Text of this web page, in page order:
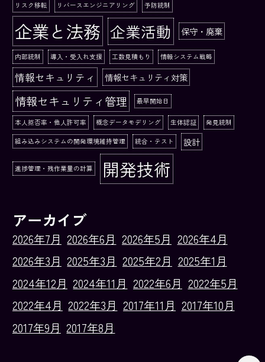
リスク移転 リバースエンジニアリング 予防統制
企業と法務 企業活動 保守・廃棄
内部統制 導入・受入れ支援 工数見積もり 情報システム戦略
情報セキュリティ 情報セキュリティ対策
情報セキュリティ管理 最早開始日
本人拒否率・他人許可率 概念データモデリング 生体認証 発見統制
組み込みシステムの開発環境維持管理 統合・テスト 設計
進捗管理・残作業量の計算 開発技術
アーカイブ
2026年7月 2026年6月 2026年5月 2026年4月
2026年3月 2025年3月 2025年2月 2025年1月
2024年12月 2024年11月 2022年6月 2022年5月
2022年4月 2022年3月 2017年11月 2017年10月
2017年9月 2017年8月